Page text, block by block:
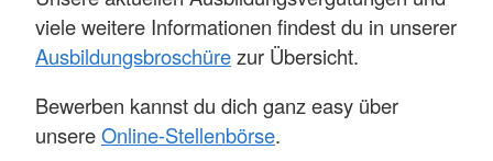
viele weitere Informationen findest du in unserer
Ausbildungsbroschürezur Übersicht.
Bewerben kannst du dich ganz easy über
unsereOnline-Stellenbörse.